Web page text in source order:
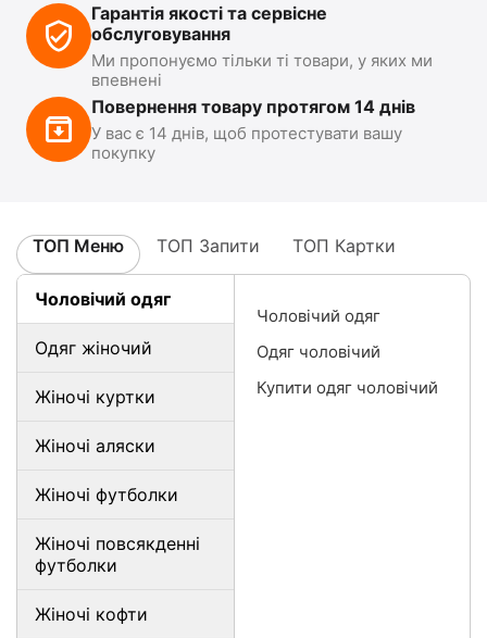
Гарантія якості та сервісне
обслуговування
Ми пропонуємо тільки ті товари, у яких ми
впевнені
Повернення товару протягом 14 днів
У вас є 14 днів, щоб протестувати вашу
покупку
ТОП Меню ТОП Запити ТОП Картки
Чоловічий одяг
Одяг жіночий
Жіночі куртки
Жіночі аляски
Жіночі футболки
Жіночі повсякденні
футболки
Жіночі кофти
Чоловічий одяг
Одяг чоловічий
Купити одяг чоловічий